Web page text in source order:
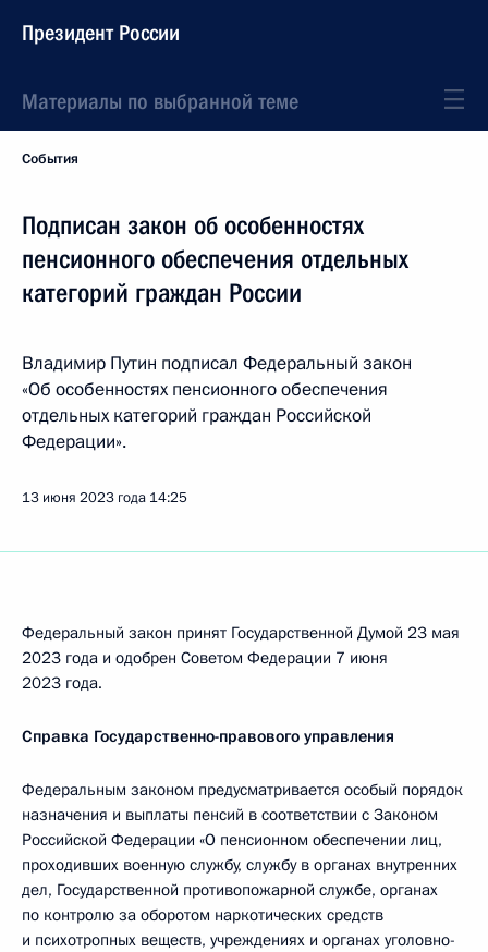
Президент России
Материалы по выбранной теме
События
Подписан закон об особенностях
пенсионного обеспечения отдельных
категорий граждан России
Владимир Путин подписал Федеральный закон
«Об особенностях пенсионного обеспечения
отдельных категорий граждан Российской
Федерации».
13 июня 2023 года 14:25
Федеральный закон принят Государственной Думой 23 мая
2023 года и одобрен Советом Федерации 7 июня
2023 года.
Справка Государственно-правового управления
Федеральным законом предусматривается особый порядок
назначения и выплаты пенсий в соответствии с Законом
Российской Федерации «О пенсионном обеспечении лиц,
проходивших военную службу, службу в органах внутренних
дел, Государственной противопожарной службе, органах
по контролю за оборотом наркотических средств
и психотропных веществ, учреждениях и органах уголовно-